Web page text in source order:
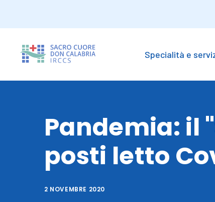
Specialità e
Pandemia: il
posti letto
2 NOVEMBRE 2020